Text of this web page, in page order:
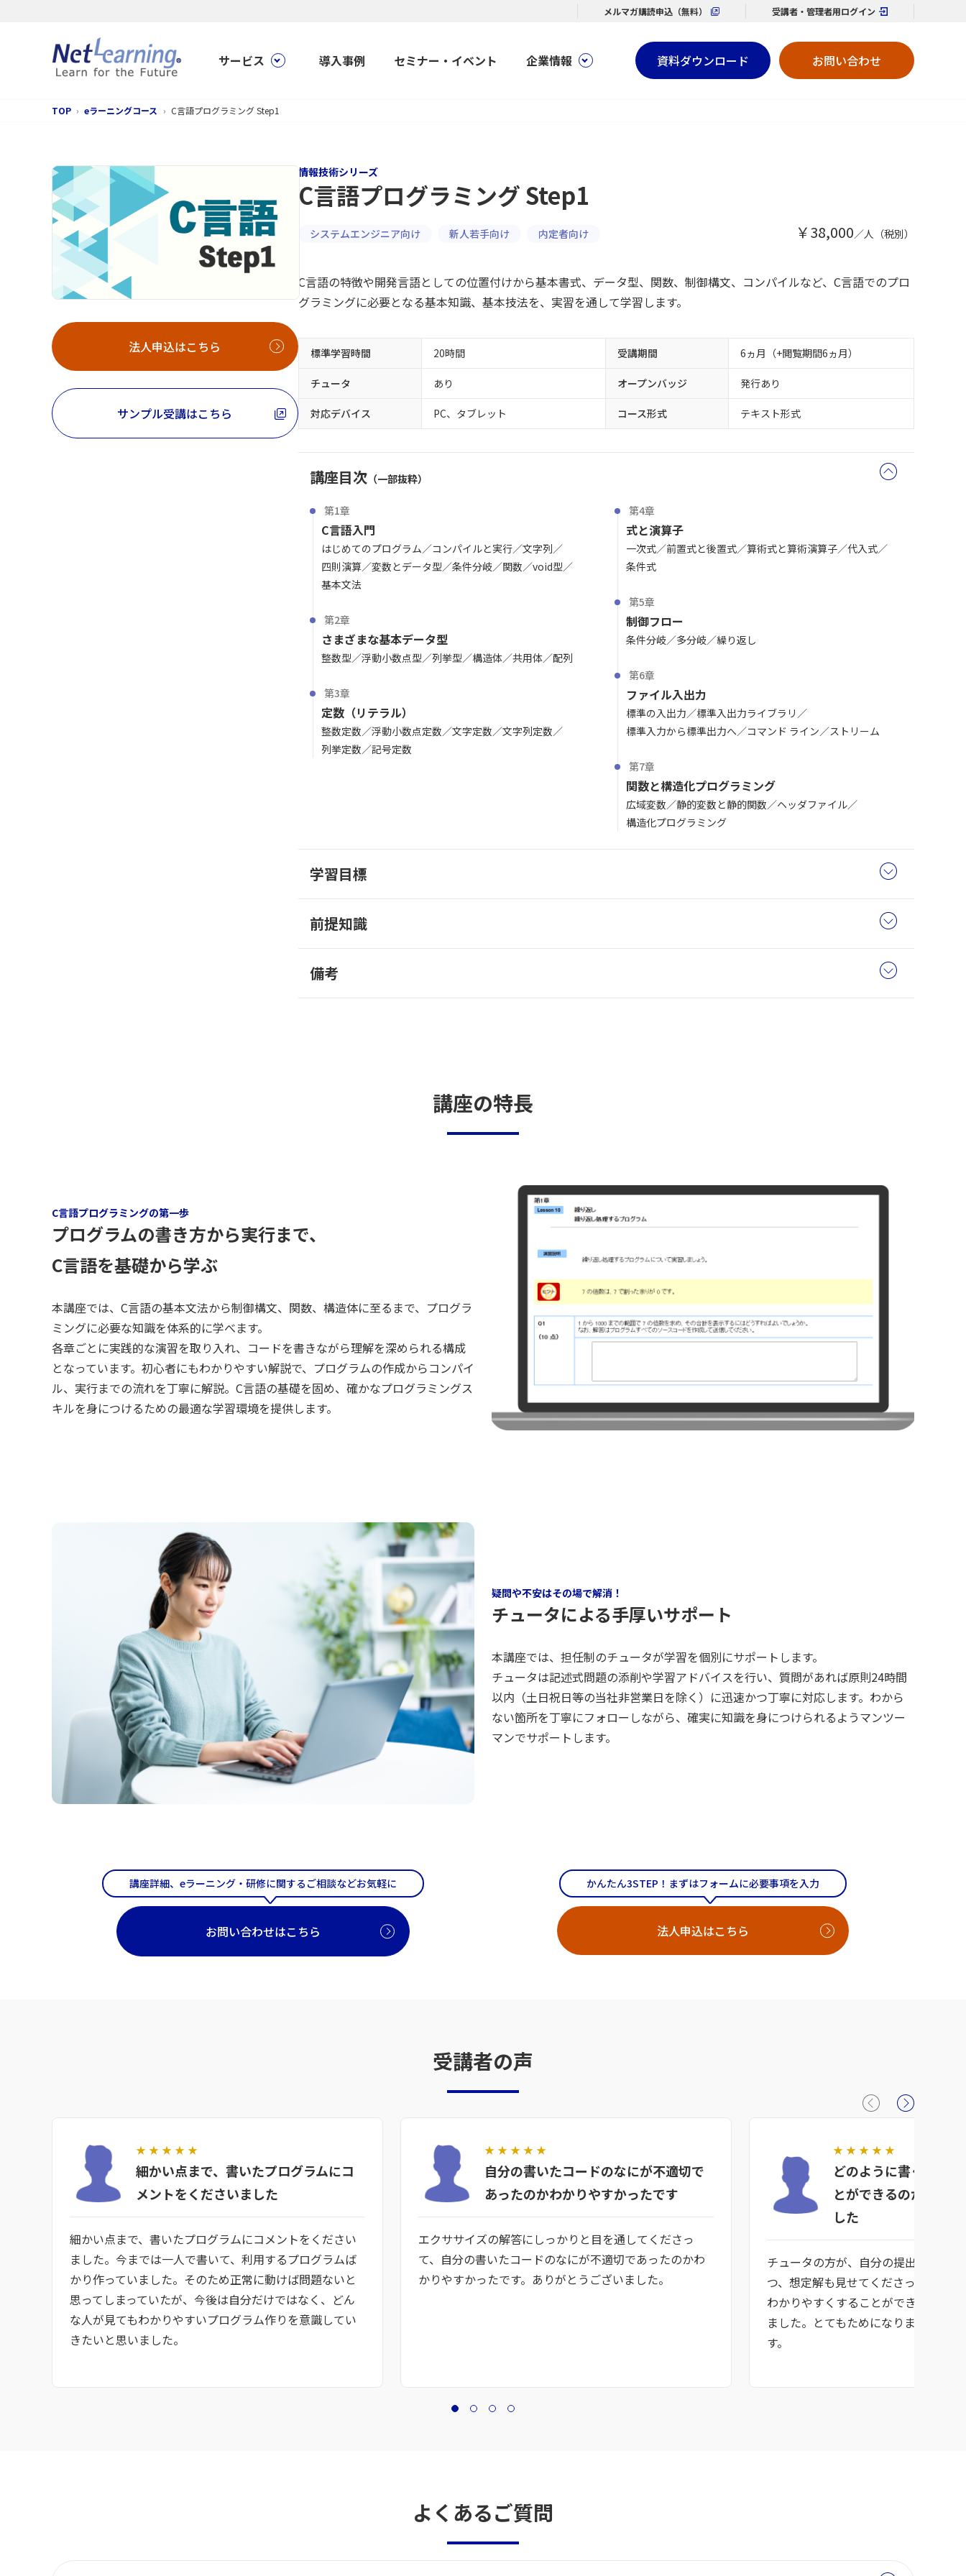
メルマガ購読申込（無料） 受講者・管理者用ログイン
サービス 導入事例 セミナー・イベント 企業情報 資料ダウンロード お問い合わせ
TOP eラーニングコース C言語プログラミング Step1
法人申込はこちら
サンプル受講はこちら
情報技術シリーズ
C言語プログラミング Step1
システムエンジニア向け 新人若手向け 内定者向け ￥38,000／人（税別）
C言語の特徴や開発言語としての位置付けから基本書式、データ型、関数、制御構文、コンパイルなど、C言語でのプロ
グラミングに必要となる基本知識、基本技法を、実習を通して学習します。
標準学習時間 20時間 受講期間 6ヵ月（+閲覧期間6ヵ月）
チュータ あり オープンバッジ 発行あり
対応デバイス PC、タブレット コース形式 テキスト形式
講座目次（一部抜粋）
第1章
C言語入門
はじめてのプログラム コンパイルと実行
文字列
四則演算
変数とデータ型 条件分岐 関数
void型
基本文法
第2章
さまざまな基本データ型
整数型 浮動小数点型 列挙型 構造体 共用体 配列
第3章
定数（リテラル）
整数定数 浮動小数点定数 文字定数
文字列定数
列挙定数
記号定数
第4章
式と演算子
一次式 前置式と後置式 算術式と算術演算子
代入式
条件式
第5章
制御フロー
条件分岐 多分岐 繰り返し
第6章
ファイル入出力
標準の入出力
標準入出力ライブラリ
標準入力から標準出力へ
コマンド ライン ストリーム
第7章
関数と構造化プログラミング
広域変数 静的変数と静的関数
ヘッダファイル
構造化プログラミング
学習目標
前提知識
備考
講座の特長
C言語プログラミングの第一歩
プログラムの書き方から実行まで、
C言語を基礎から学ぶ
本講座では、C言語の基本文法から制御構文、関数、構造体に至るまで、プログラ
ミングに必要な知識を体系的に学べます。
各章ごとに実践的な演習を取り入れ、コードを書きながら理解を深められる構成
となっています。初心者にもわかりやすい解説で、プログラムの作成からコンパイ
ル、実行までの流れを丁寧に解説。C言語の基礎を固め、確かなプログラミングス
キルを身につけるための最適な学習環境を提供します。
疑問や不安はその場で解消！
チュータによる手厚いサポート
本講座では、担任制のチュータが学習を個別にサポートします。
チュータは記述式問題の添削や学習アドバイスを行い、質問があれば原則24時間
以内（土日祝日等の当社非営業日を除く）に迅速かつ丁寧に対応します。わから
ない箇所を丁寧にフォローしながら、確実に知識を身につけられるようマンツー
マンでサポートします。
講座詳細、eラーニング・研修に関するご相談などお気軽に
お問い合わせはこちら
かんたん3STEP！まずはフォームに必要事項を入力
法人申込はこちら
受講者の声
★ ★ ★ ★ ★
細かい点まで、書いたプログラムにコ
メントをくださいました
細かい点まで、書いたプログラムにコメントをください
ました。今までは一人で書いて、利用するプログラムば
かり作っていました。そのため正常に動けば問題ないと
思ってしまっていたが、今後は自分だけではなく、どん
な人が見てもわかりやすいプログラム作りを意識してい
きたいと思いました。
★ ★ ★ ★ ★
自分の書いたコードのなにが不適切で
あったのかわかりやすかったです
エクササイズの解答にしっかりと目を通してくださっ
て、自分の書いたコードのなにが不適切であったのかわ
かりやすかったです。ありがとうございました。
★ ★ ★ ★ ★
どのように書くと分
とができるのか理解
した
チュータの方が、自分の提出したコ
つ、想定解も見せてくださったので
わかりやすくすることができるのか
ました。とてもためになりました。
す。
よくあるご質問